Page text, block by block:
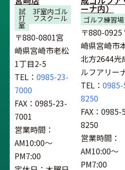
試
打
室
3F室内ゴル
フスクール
〒880-0801宮
崎県宮崎市老松
1丁目2-5
TEL： 0985-23-
7000
FAX：0985-23-
7001
営業時間：
AM10:00～
PM7:00
ーナ内）
ゴルフ練習場
〒880-0925
崎県宮崎市
北方2644光
ルフアリー
TEL： 0985-
8250
FAX：0985-
8250
営業時間：
AM10:00～
PM7:00